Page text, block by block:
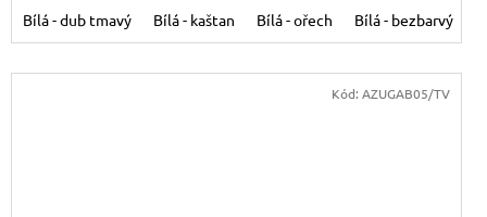
K09 Antická bílá K16 - hnědý vosk K15 Antická bílá K16 - světlý
Bílá - dub tmavý Bílá - kaštan Bílá - ořech Bílá - bezbarvý
Kód: AZUGAB05/TV